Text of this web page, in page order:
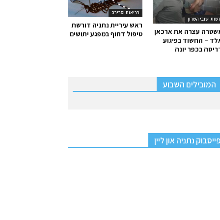
בריאות וסביבה
ראש עיריית נתניה דורשת
טיפול דחוף במפגע יתושים
ישובי השרון
עצרה את ארכאן
– החשוד בפיגוע
בכפר יונה
המובילים השבוע
פייסבוק נתניה און ליין